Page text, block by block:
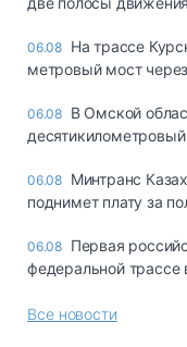
06.08 На трассе
метровый мост
06.08 В Омской
06.08 Минтранс
поднимет плату за
06.08 Первая
федеральной трассе
Все новости